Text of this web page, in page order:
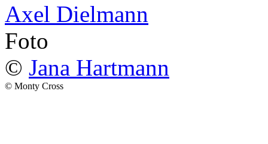
Axel Dielmann
Foto
© Jana Hartmann
© Monty Cross